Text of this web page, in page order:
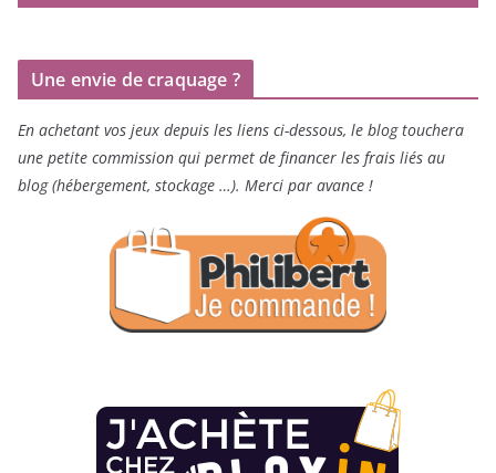
Une envie de craquage ?
En achetant vos jeux depuis les liens ci-dessous, le blog touchera
une petite commission qui permet de financer les frais liés au
blog (hébergement, stockage …). Merci par avance !